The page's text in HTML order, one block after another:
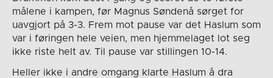
målene i kampen, før Magnus Søndenå sørget for
uavgjort på 3-3. Frem mot pause var det Haslum som
var i føringen hele veien, men hjemmelaget lot seg
ikke riste helt av. Til pause var stillingen 10-14.
Heller ikke i andre omgang klarte Haslum å dra